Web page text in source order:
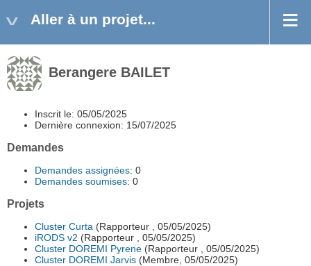
Aller à un projet...
Berangere BAILET
Inscrit le: 05/05/2025
Dernière connexion: 15/07/2025
Demandes
Demandes assignées: 0
Demandes soumises: 0
Projets
Cluster Curta (Rapporteur , 05/05/2025)
iRODS v2 (Rapporteur , 05/05/2025)
Cluster DOREMI Pyrene (Rapporteur , 05/05/2025)
Cluster DOREMI Jarvis (Membre, 05/05/2025)